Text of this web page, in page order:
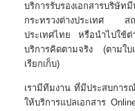
บริการรับรองเอกสารบริษัทมี
กระทรวงต่างประเทศ ส
ประเทศไทย หรือนำไปใช้
บริการคิดตามจริง (ตามใบ
เรียกเก็บ)
เรามีทีมงาน ที่มีประสบการ
ให้บริการแปลเอกสาร